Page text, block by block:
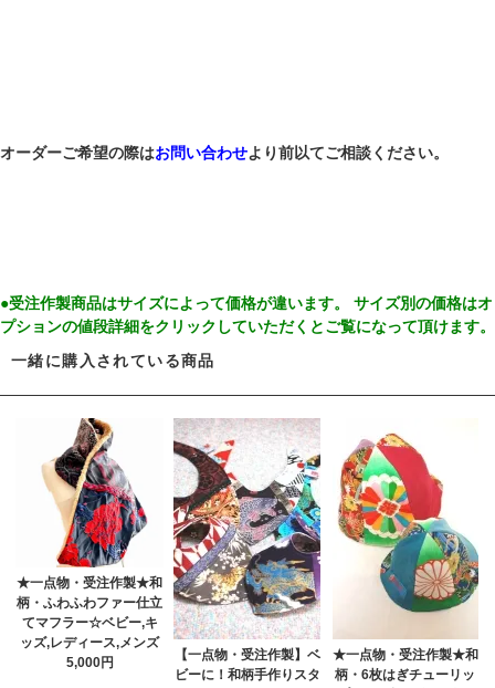
オーダーご希望の際はお問い合わせより前以てご相談ください。
●受注作製商品はサイズによって価格が違います。 サイズ別の価格はオ
プションの値段詳細をクリックしていただくとご覧になって頂けます。
一緒に購入されている商品
★一点物・受注作製★和
柄・ふわふわファー仕立
てマフラー☆ベビー,キ
ッズ,レディース,メンズ
5,000円
【一点物・受注作製】ベ
ビーに！和柄手作りスタ
★一点物・受注作製★和
柄・6枚はぎチューリッ